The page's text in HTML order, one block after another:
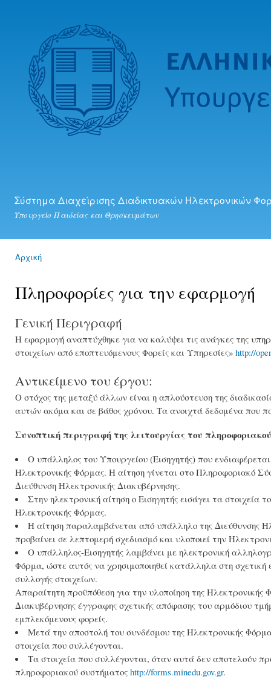
Σύστημα Διαχείρισης Διαδικτυακών Ηλεκτρονικών
Υπουργείο Παιδείας και Θρησκευμάτων
Αρχική
Πληροφορίες για την εφαρμογή
Γενική Περιγραφή
Η εφαρμογή αναπτύχθηκε για να καλύψει τις ανάγκες της
στοιχείων από εποπτευόμενους Φορείς και Υπηρεσίες» http://
Αντικείμενο του έργου:
Ο στόχος της μεταξύ άλλων είναι η απλούστευση της
αυτών ακόμα και σε βάθος χρόνου. Τα ανοιχτά δεδομένα που
Συνοπτική περιγραφή της λειτουργίας του
Ο υπάλληλος του Υπουργείου (Εισηγητής) που
Ηλεκτρονικής Φόρμας. Η αίτηση γίνεται στο Πληροφοριακό
Διεύθυνση Ηλεκτρονικής Διακυβέρνησης.
Στην ηλεκτρονική αίτηση ο Εισηγητής εισάγει τα
Ηλεκτρονικής Φόρμας.
Η αίτηση παραλαμβάνεται από υπάλληλο της Διεύθυνσης
προβαίνει σε λεπτομερή σχεδιασμό και υλοποιεί την
Ο υπάλληλος-Εισηγητής λαμβάνει με ηλεκτρονική
Φόρμα, ώστε αυτός να χρησιμοποιηθεί κατάλληλα στη
συλλογής στοιχείων.
Απαραίτητη προϋπόθεση για την υλοποίηση της
Διακυβέρνησης έγγραφης σχετικής απόφασης του αρμόδιου
εμπλεκόμενους φορείς.
Μετά την αποστολή του συνδέσμου της Ηλεκτρονικής
στοιχεία που συλλέγονται.
Τα στοιχεία που συλλέγονται, όταν αυτά δεν αποτελούν
πληροφοριακού συστήματος http://forms.minedu.gov.gr.